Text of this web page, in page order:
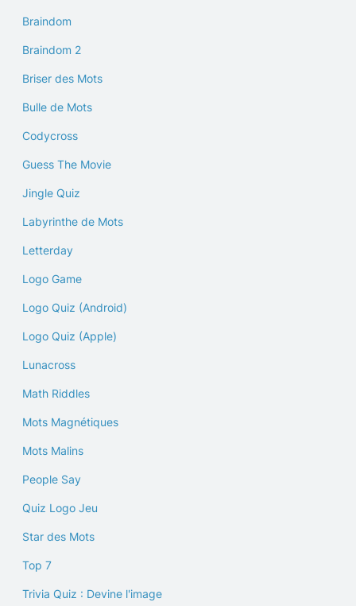
Braindom
Braindom 2
Briser des Mots
Bulle de Mots
Codycross
Guess The Movie
Jingle Quiz
Labyrinthe de Mots
Letterday
Logo Game
Logo Quiz (Android)
Logo Quiz (Apple)
Lunacross
Math Riddles
Mots Magnétiques
Mots Malins
People Say
Quiz Logo Jeu
Star des Mots
Top 7
Trivia Quiz : Devine l'image